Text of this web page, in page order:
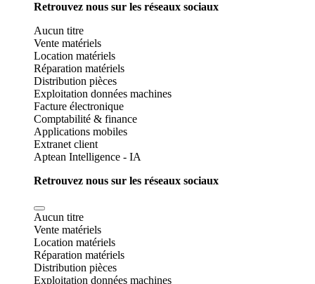
Retrouvez nous sur les réseaux sociaux
Aucun titre
Vente matériels
Location matériels
Réparation matériels
Distribution pièces
Exploitation données machines
Facture électronique
Comptabilité & finance
Applications mobiles
Extranet client
Aptean Intelligence - IA
Retrouvez nous sur les réseaux sociaux
Aucun titre
Vente matériels
Location matériels
Réparation matériels
Distribution pièces
Exploitation données machines